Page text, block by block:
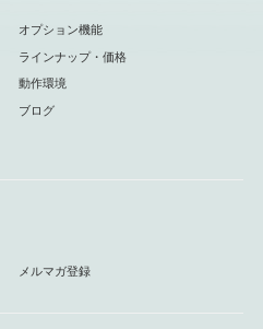
オプション機能
ラインナップ・価格
動作環境
ブログ
メルマガ登録